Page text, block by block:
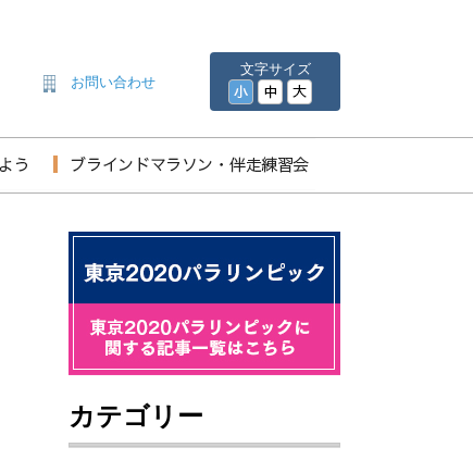
お問い合わせ
文字サイズ
カテゴリー